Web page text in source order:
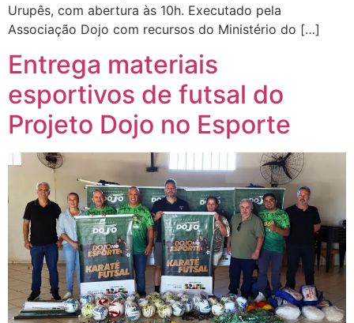
Urupês, com abertura às 10h. Executado pela
Associação Dojo com recursos do Ministério do […]
Entrega materiais
esportivos de futsal do
Projeto Dojo no Esporte